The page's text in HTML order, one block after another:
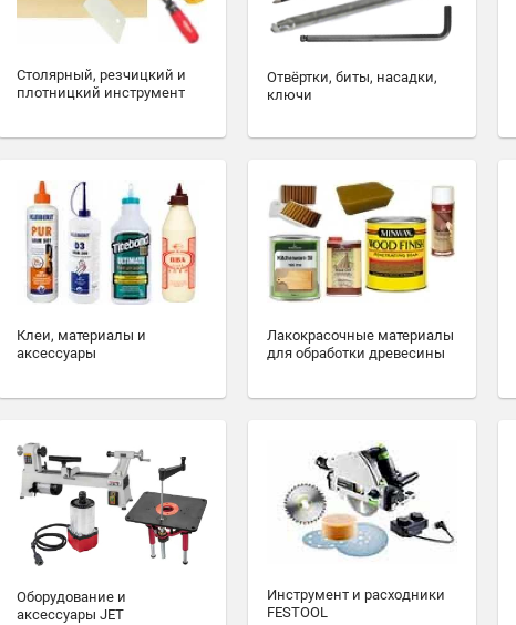
Столярный, резчицкий и
плотницкий инструмент
Отвёртки, биты, насадки,
ключи
Клеи, материалы и
аксессуары
Лакокрасочные материалы
для обработки древесины
Оборудование и
аксессуары JET
Инструмент и расходники
FESTOOL